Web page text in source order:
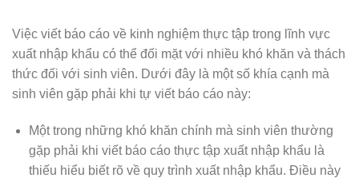
Việc viết báo cáo về kinh nghiệm thực tập trong lĩnh vực
xuất nhập khẩu có thể đối mặt với nhiều khó khăn và thách
thức đối với sinh viên. Dưới đây là một số khía cạnh mà
sinh viên gặp phải khi tự viết báo cáo này:
Một trong những khó khăn chính mà sinh viên thường
gặp phải khi viết báo cáo thực tập xuất nhập khẩu là
thiếu hiểu biết rõ về quy trình xuất nhập khẩu. Điều này